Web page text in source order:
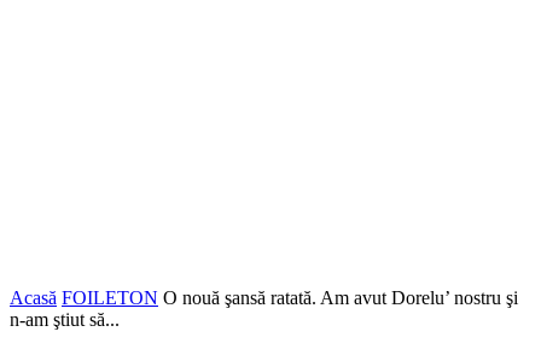
Acasă FOILETON O nouă şansă ratată. Am avut Dorelu’ nostru şi
n-am ştiut să...